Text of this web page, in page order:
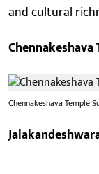
and cultural
Chennakeshava Temple